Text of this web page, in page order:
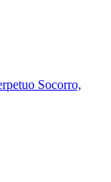
Socorro,